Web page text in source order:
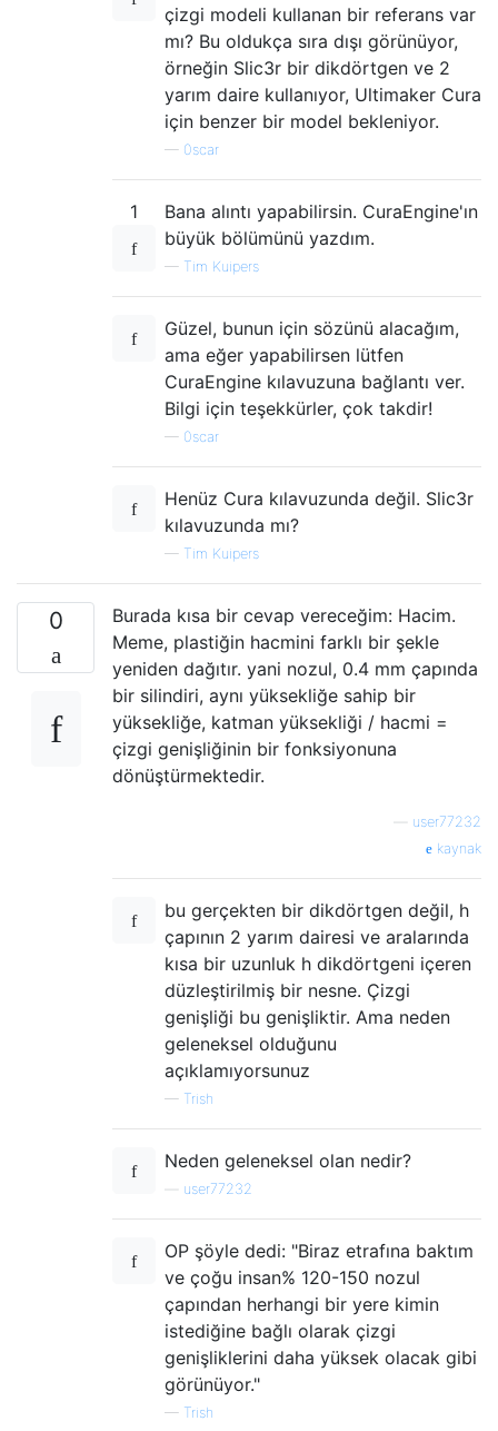
çizgi modeli kullanan bir referans var
mı? Bu oldukça sıra dışı görünüyor,
örneğin Slic3r bir dikdörtgen ve 2
yarım daire kullanıyor, Ultimaker Cura
için benzer bir model bekleniyor.
— 0scar
1
Bana alıntı yapabilirsin. CuraEngine'ın
büyük bölümünü yazdım.
— Tim Kuipers
Güzel, bunun için sözünü alacağım,
ama eğer yapabilirsen lütfen
CuraEngine kılavuzuna bağlantı ver.
Bilgi için teşekkürler, çok takdir!
— 0scar
Henüz Cura kılavuzunda değil. Slic3r
kılavuzunda mı?
— Tim Kuipers
0
Burada kısa bir cevap vereceğim: Hacim.
Meme, plastiğin hacmini farklı bir şekle
yeniden dağıtır. yani nozul, 0.4 mm çapında
bir silindiri, aynı yüksekliğe sahip bir
yüksekliğe, katman yüksekliği / hacmi =
çizgi genişliğinin bir fonksiyonuna
dönüştürmektedir.
user77232
kaynak
bu gerçekten bir dikdörtgen değil, h
çapının 2 yarım dairesi ve aralarında
kısa bir uzunluk h dikdörtgeni içeren
düzleştirilmiş bir nesne. Çizgi
genişliği bu genişliktir. Ama neden
geleneksel olduğunu
açıklamıyorsunuz
— Trish
Neden geleneksel olan nedir?
user77232
OP şöyle dedi: "Biraz etrafına baktım
ve çoğu insan% 120-150 nozul
çapından herhangi bir yere kimin
istediğine bağlı olarak çizgi
genişliklerini daha yüksek olacak gibi
görünüyor."
— Trish